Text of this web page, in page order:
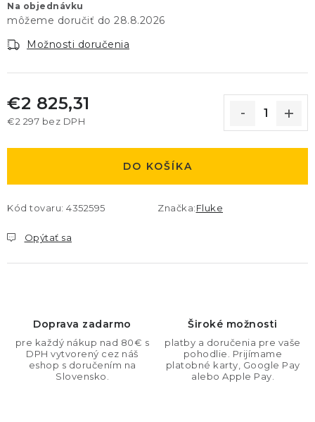
Na objednávku
28.8.2026
Možnosti doručenia
€2 825,31
€2 297 bez DPH
DO KOŠÍKA
Kód tovaru: 4352595 Značka:Fluke
Opýtať sa
Doprava zadarmo
pre každý nákup nad 80€ s
DPH vytvorený cez náš
eshop s doručením na
Slovensko.
Široké možnosti
platby a doručenia pre vaše
pohodlie. Prijímame
platobné karty, Google Pay
alebo Apple Pay.